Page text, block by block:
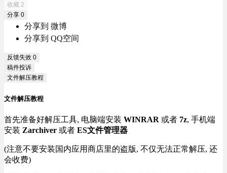
收藏 2
分享 0
分享到 微博
分享到 QQ空间
反馈失效 0
稿件投诉
文件解压教程
文件解压教程
首先准备好解压工具, 电脑端安装 WINRAR 或者 7z, 手机端
安装 Zarchiver 或者 ES文件管理器
(注意不要安装国内应用商店里的盗版, 不仅无法正常解压, 还
会收费)